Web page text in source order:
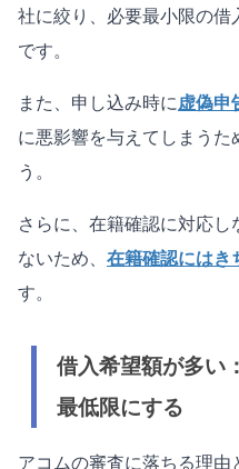
社に絞り、必要最小限の
です。
また、申し込み時に虚偽申
に悪影響を与えてしまうた
う。
さらに、在籍確認に対応
ないため、 在籍確認にはき
す。
借入希望額が多い
最低限にする
アコムの審査に落ちる理